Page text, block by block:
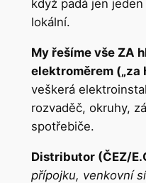
když padá jen
lokální.
My řešíme vše ZA
elektroměrem („za
veškerá
rozvaděč, okruhy,
spotřebiče.
Distributor (ČEZ/
přípojku, venkovní